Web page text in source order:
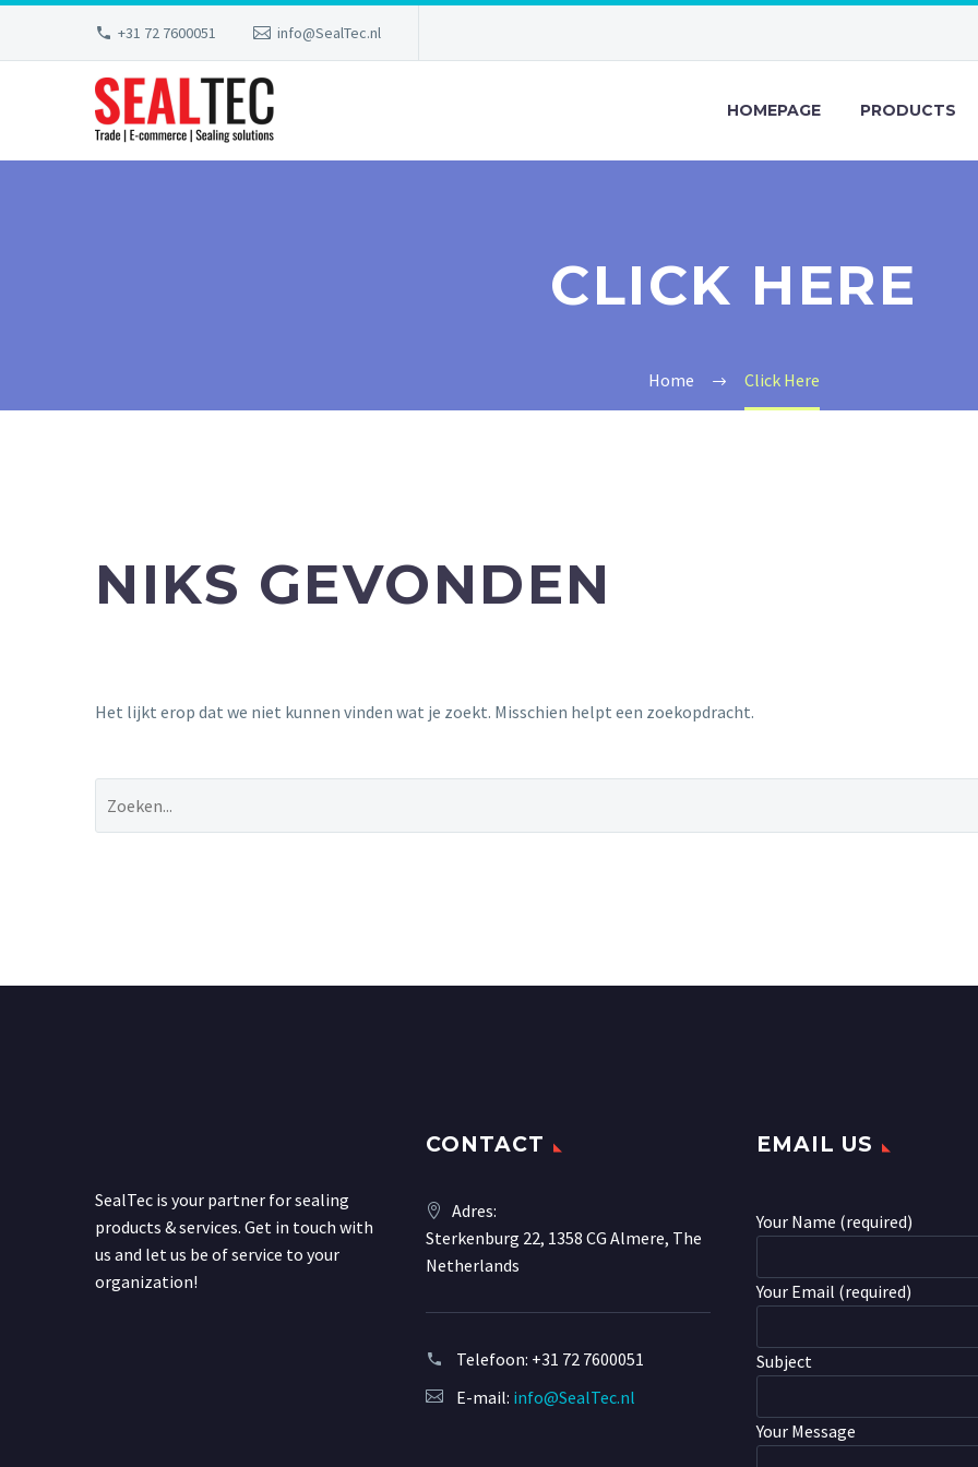
+31 72 7600051 info@SealTec.nl
HOMEPAGE PRODUCTS
CLICK HERE
Home Click Here
NIKS GEVONDEN
Het lijkt erop dat we niet kunnen vinden wat je zoekt. Misschien helpt een zoekopdracht.
SealTec is your partner for sealing
products & services. Get in touch with
us and let us be of service to your
organization!
CONTACT
Adres:
Sterkenburg 22, 1358 CG Almere, The
Netherlands
Telefoon: +31 72 7600051
E-mail: info@SealTec.nl
EMAIL US
Your Name (required)
Your Email (required)
Subject
Your Message